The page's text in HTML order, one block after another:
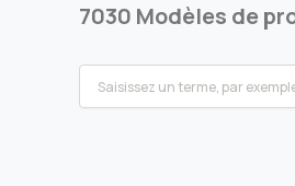
7030 Modèles de